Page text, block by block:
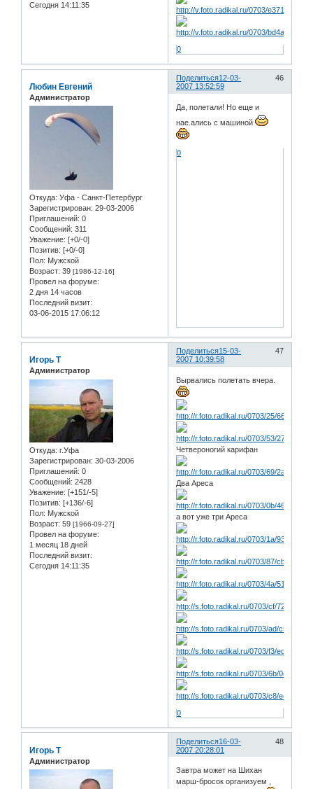
Сегодня 14:11:35
0
Поделиться 46
12-03-
2007 13:52:59
Любин Евгений
Администратор
Откуда: Уфа - Санкт-Петербург
Зарегистрирован: 29-03-2006
Приглашений: 0
Сообщений: 311
Уважение: [+0/-0]
Позитив: [+0/-0]
Пол: Мужской
Возраст: 39 [1986-12-16]
Провел на форуме:
2 дня 14 часов
Последний визит:
03-06-2015 17:06:12
Да, полетали! Но еще и
нае.ались с машиной
0
Поделиться 47
15-03-
2007 10:39:58
Игорь Т
Администратор
Откуда: г.Уфа
Зарегистрирован: 30-03-2006
Приглашений: 0
Сообщений: 2428
Уважение: [+151/-5]
Позитив: [+136/-6]
Пол: Мужской
Возраст: 59 [1966-09-27]
Провел на форуме:
1 месяц 18 дней
Последний визит:
Сегодня 14:11:35
Вырвались полетать вчера.
Четвероногий карифан
Два Ареса
а вот уже три Ареса
0
Поделиться 48
16-03-
2007 20:28:01
Игорь Т
Администратор
Завтра может на Шихан
марш-бросок организуем ,